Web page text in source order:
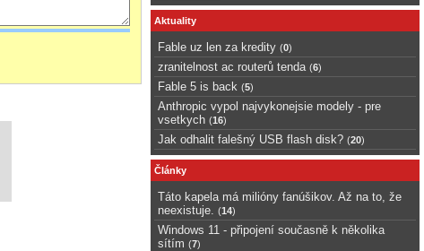
Aktuality
Fable uz len za kredity (0)
zranitelnost ac routerů tenda (6)
Fable 5 is back (5)
Anthropic vypol najvykonejsie modely - pre
vsetkych (16)
Jak odhalit falešný USB flash disk? (20)
Články
Táto kapela má milióny fanúšikov. Až na to, že
neexistuje.
(14)
Windows 11 - připojení současně k několika
sítím (7)